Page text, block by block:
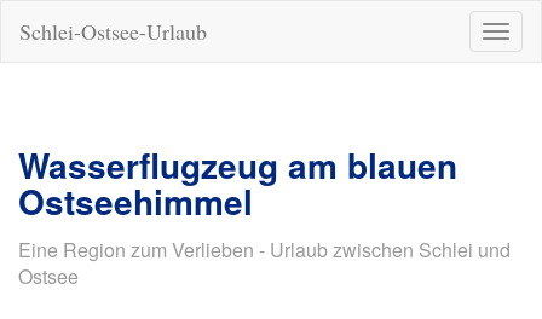
ein-/
Schlei-Ostsee-Urlaub
Wasserflugzeug am blauen
Ostseehimmel
Eine Region zum Verlieben - Urlaub zwischen Schlei und
Ostsee